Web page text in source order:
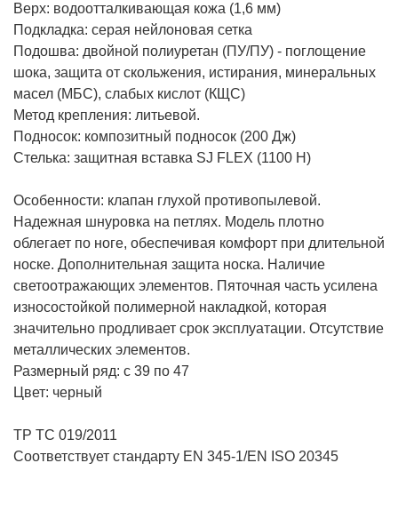
Верх: водоотталкивающая кожа (1,6 мм)
Подкладка: серая нейлоновая сетка
Подошва: двойной полиуретан (ПУ/ПУ) - поглощение
шока, защита от скольжения, истирания, минеральных
масел (МБС), слабых кислот (КЩС)
Метод крепления: литьевой.
Подносок: композитный подносок (200 Дж)
Стелька: защитная вставка SJ FLEX (1100 Н)
Особенности: клапан глухой противопылевой.
Надежная шнуровка на петлях. Модель плотно
облегает по ноге, обеспечивая комфорт при длительной
носке. Дополнительная защита носка. Наличие
светоотражающих элементов. Пяточная часть усилена
износостойкой полимерной накладкой, которая
значительно продливает срок эксплуатации. Отсутствие
металлических элементов.
Размерный ряд: с 39 по 47
Цвет: черный
ТР ТС 019/2011
Cоответствует стандарту EN 345-1/EN ISO 20345